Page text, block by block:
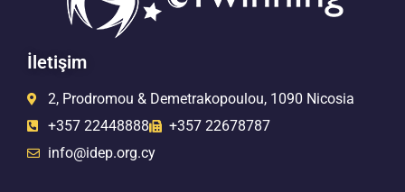
İletişim
2, Prodromou & Demetrakopoulou, 1090 Nicosia
+357 22448888
+357 22678787
info@idep.org.cy